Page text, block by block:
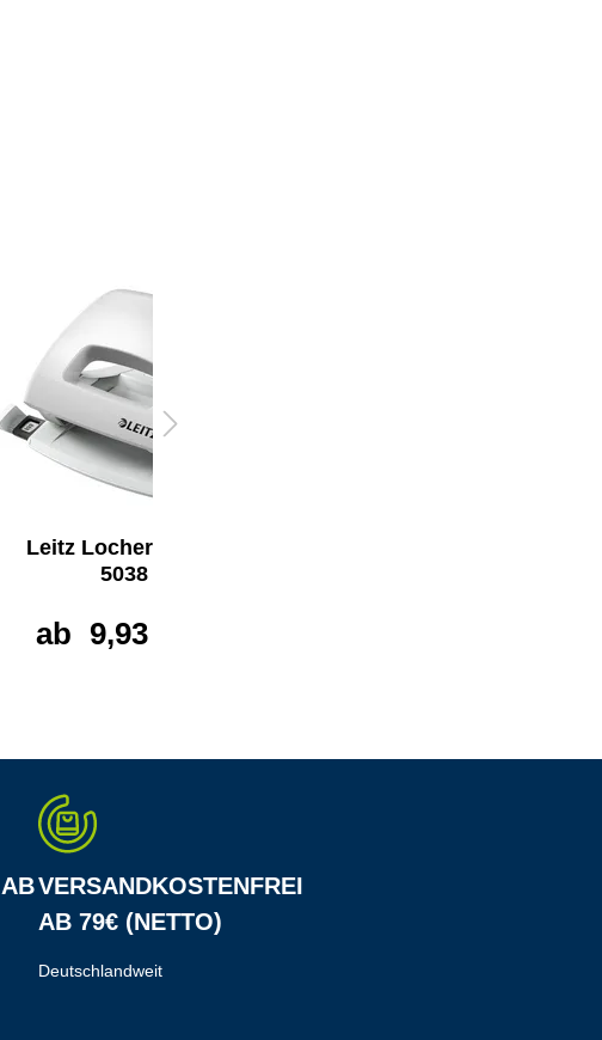
Leitz Locher NeXXt
5038
ab 9,93 €*
VERSANDKOSTENFREI
AB 79€ (NETTO)
Deutschlandweit